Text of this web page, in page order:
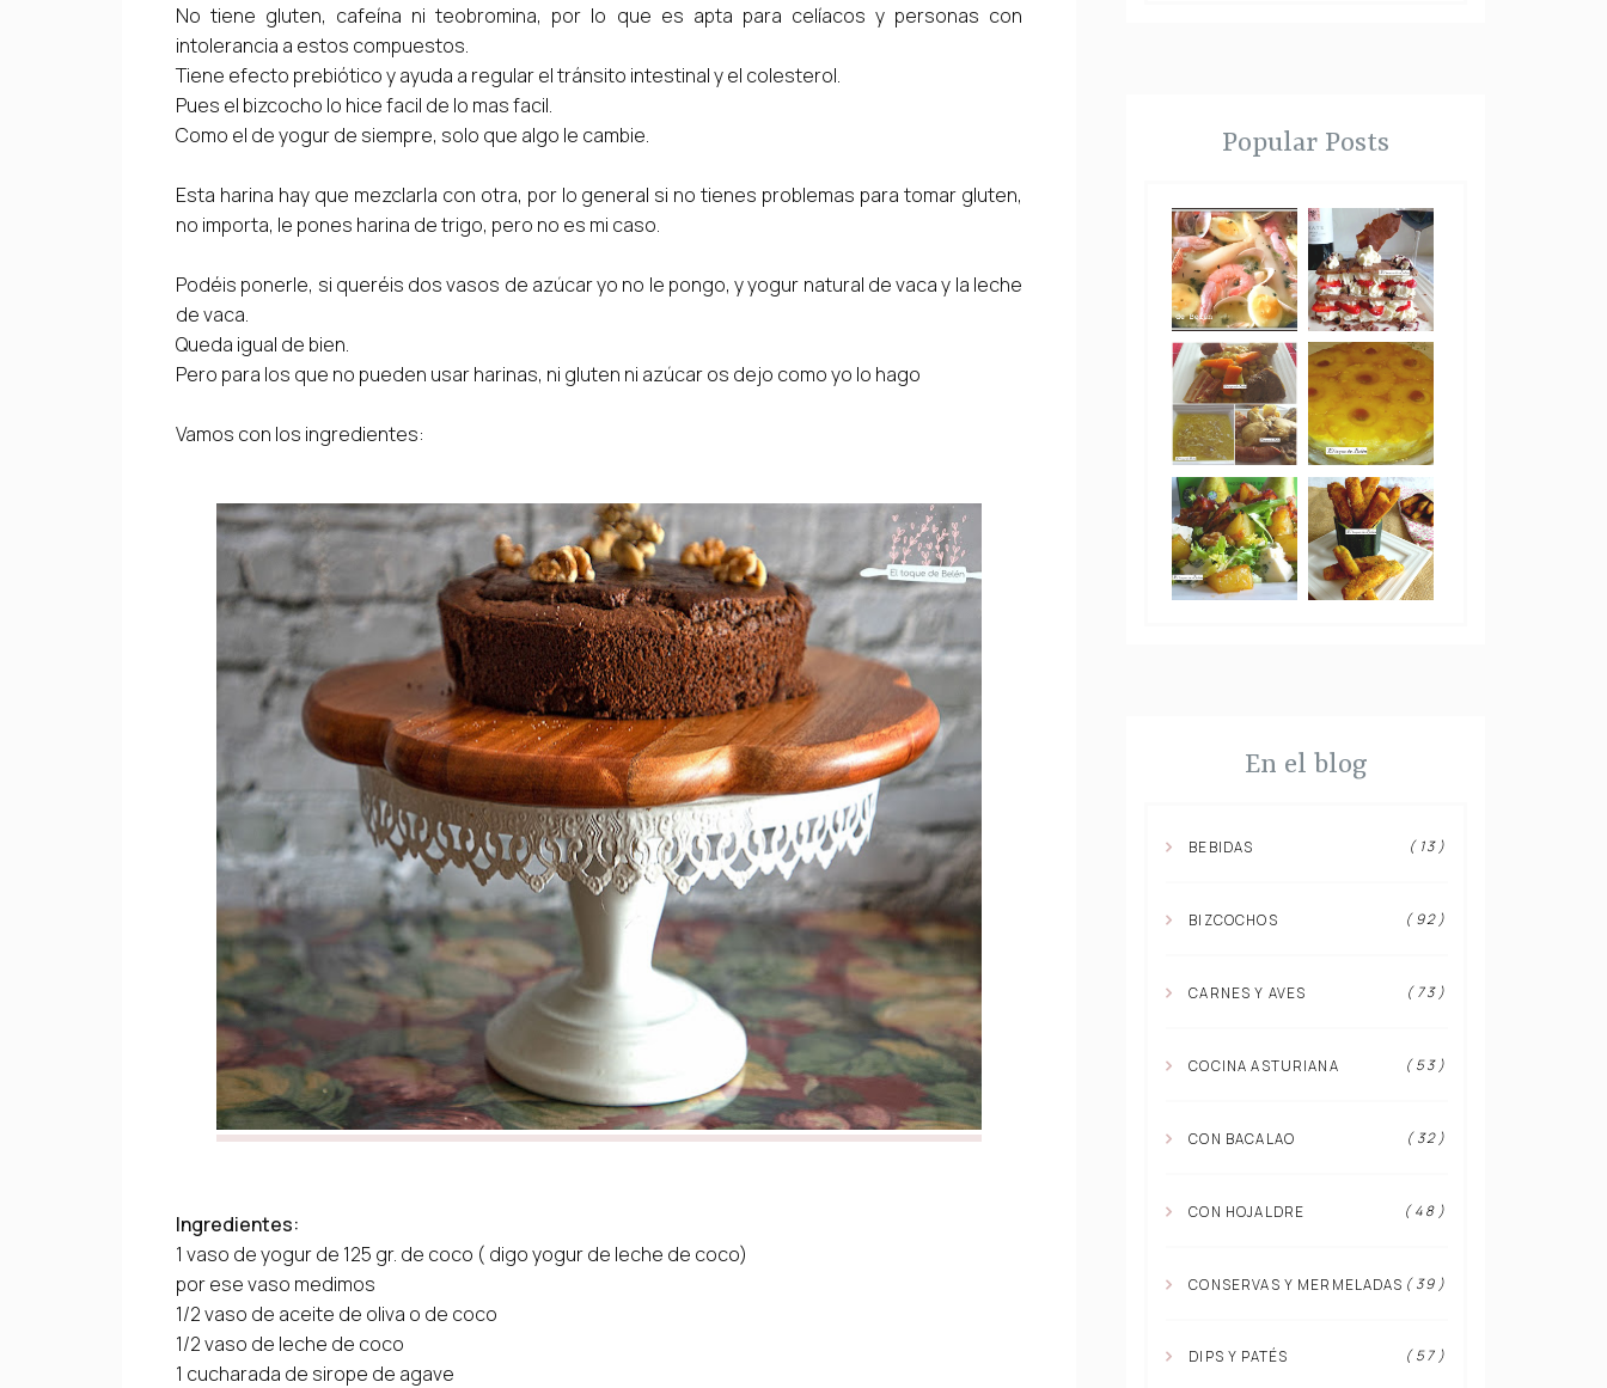
No tiene gluten, cafeína ni teobromina, por lo que es apta para celíacos y personas con
intolerancia a estos compuestos.
Tiene efecto prebiótico y ayuda a regular el tránsito intestinal y el colesterol.
Pues el bizcocho lo hice facil de lo mas facil.
Como el de yogur de siempre, solo que algo le cambie.
Esta harina hay que mezclarla con otra, por lo general si no tienes problemas para tomar gluten,
no importa, le pones harina de trigo, pero no es mi caso.
Podéis ponerle, si queréis dos vasos de azúcar yo no le pongo, y yogur natural de vaca y la leche
de vaca.
Queda igual de bien.
Pero para los que no pueden usar harinas, ni gluten ni azúcar os dejo como yo lo hago
Vamos con los ingredientes:
Ingredientes:
1 vaso de yogur de 125 gr. de coco ( digo yogur de leche de coco)
por ese vaso medimos
1/2 vaso de aceite de oliva o de coco
1/2 vaso de leche de coco
1 cucharada de sirope de agave
Popular Posts
En el blog
BEBIDAS ( 13 )
BIZCOCHOS ( 92 )
CARNES Y AVES ( 73 )
COCINA ASTURIANA ( 53 )
CON BACALAO ( 32 )
CON HOJALDRE ( 48 )
CONSERVAS Y MERMELADAS ( 39 )
DIPS Y PATÉS ( 57 )